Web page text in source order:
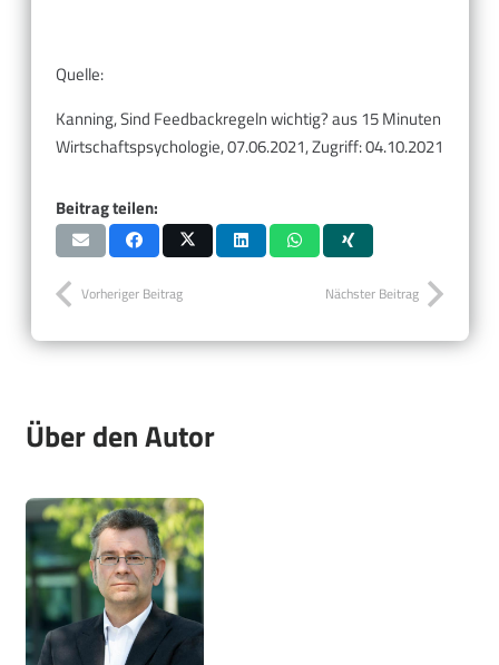
Quelle:
Kanning, Sind Feedbackregeln wichtig? aus 15 Minuten
Wirtschaftspsychologie, 07.06.2021, Zugriff: 04.10.2021
Beitrag teilen:
Vorheriger Beitrag Nächster Beitrag
Über den Autor